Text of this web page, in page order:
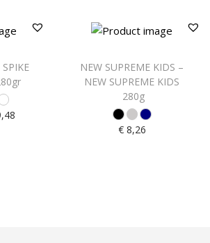
NEW SUPREME KIDS –
NEW SUPREME KIDS
280g
€8,26